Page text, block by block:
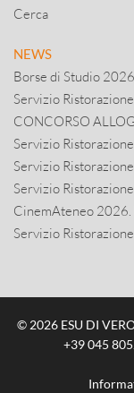
Cerca
NEWS
Borse di Studio 2026 ..
Servizio Ristorazione
CONCORSO
Servizio Ristorazione,
Servizio Ristorazione
Servizio Ristorazione,
CinemAteneo 2026.
Servizio Ristorazione
© 2026 ESU DI
+39 045